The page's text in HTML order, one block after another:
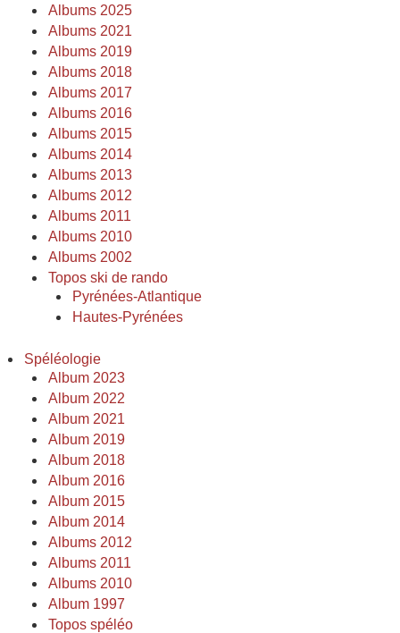
Albums 2025
Albums 2021
Albums 2019
Albums 2018
Albums 2017
Albums 2016
Albums 2015
Albums 2014
Albums 2013
Albums 2012
Albums 2011
Albums 2010
Albums 2002
Topos ski de rando
Pyrénées-Atlantique
Hautes-Pyrénées
Spéléologie
Album 2023
Album 2022
Album 2021
Album 2019
Album 2018
Album 2016
Album 2015
Album 2014
Albums 2012
Albums 2011
Albums 2010
Album 1997
Topos spéléo